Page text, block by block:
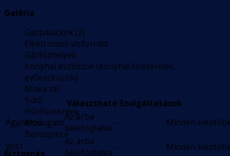
Galéria
Gázpalackok (2)
Elektromos vízforraló
Gáztűzhelyek
Konyhai eszközök (konyhai felszerelés,
evőeszközök)
Moka tál
Sütő
Hűtőszekrény
Mosogató
Borospince
Biztosnág
Választható Szolgáltatások
Ágynemű
Az árba
belefoglalva --- Minden
WIFI
Az árba
belefoglalva --- Minden